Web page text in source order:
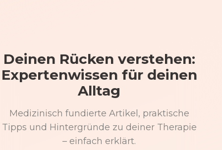
Deinen Rücken verstehen:
Expertenwissen für deinen
Alltag
Medizinisch fundierte Artikel, praktische
Tipps und Hintergründe zu deiner Therapie
– einfach erklärt.